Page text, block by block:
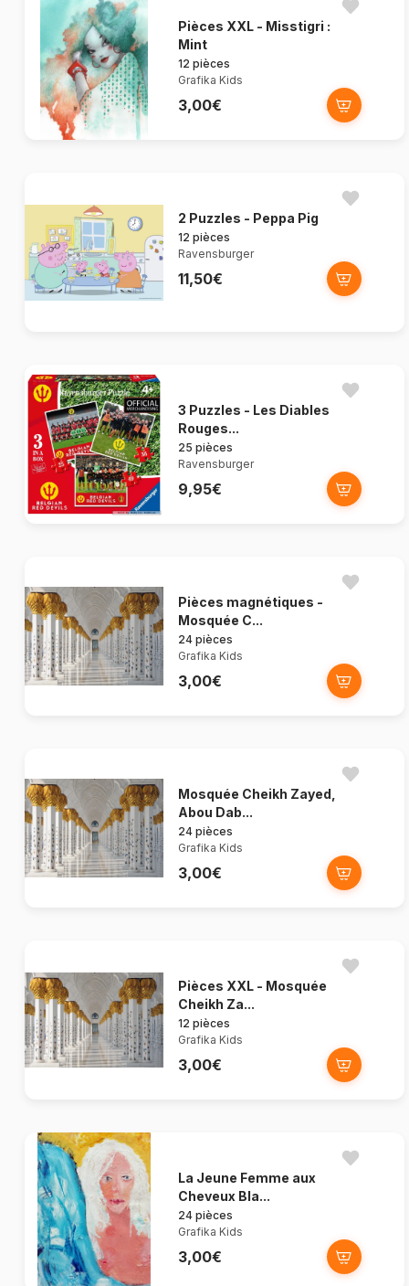
Pièces XXL - Misstigri :
Mint
12 pièces
Grafika Kids
3,00€
2 Puzzles - Peppa Pig
12 pièces
Ravensburger
11,50€
3 Puzzles - Les Diables
Rouges...
25 pièces
Ravensburger
9,95€
Pièces magnétiques -
Mosquée C...
24 pièces
Grafika Kids
3,00€
Mosquée Cheikh Zayed,
Abou Dab...
24 pièces
Grafika Kids
3,00€
Pièces XXL - Mosquée
Cheikh Za...
12 pièces
Grafika Kids
3,00€
La Jeune Femme aux
Cheveux Bla...
24 pièces
Grafika Kids
3,00€